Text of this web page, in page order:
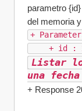
parametro
del memoria
+
+ id :
Listar
una
+ Response